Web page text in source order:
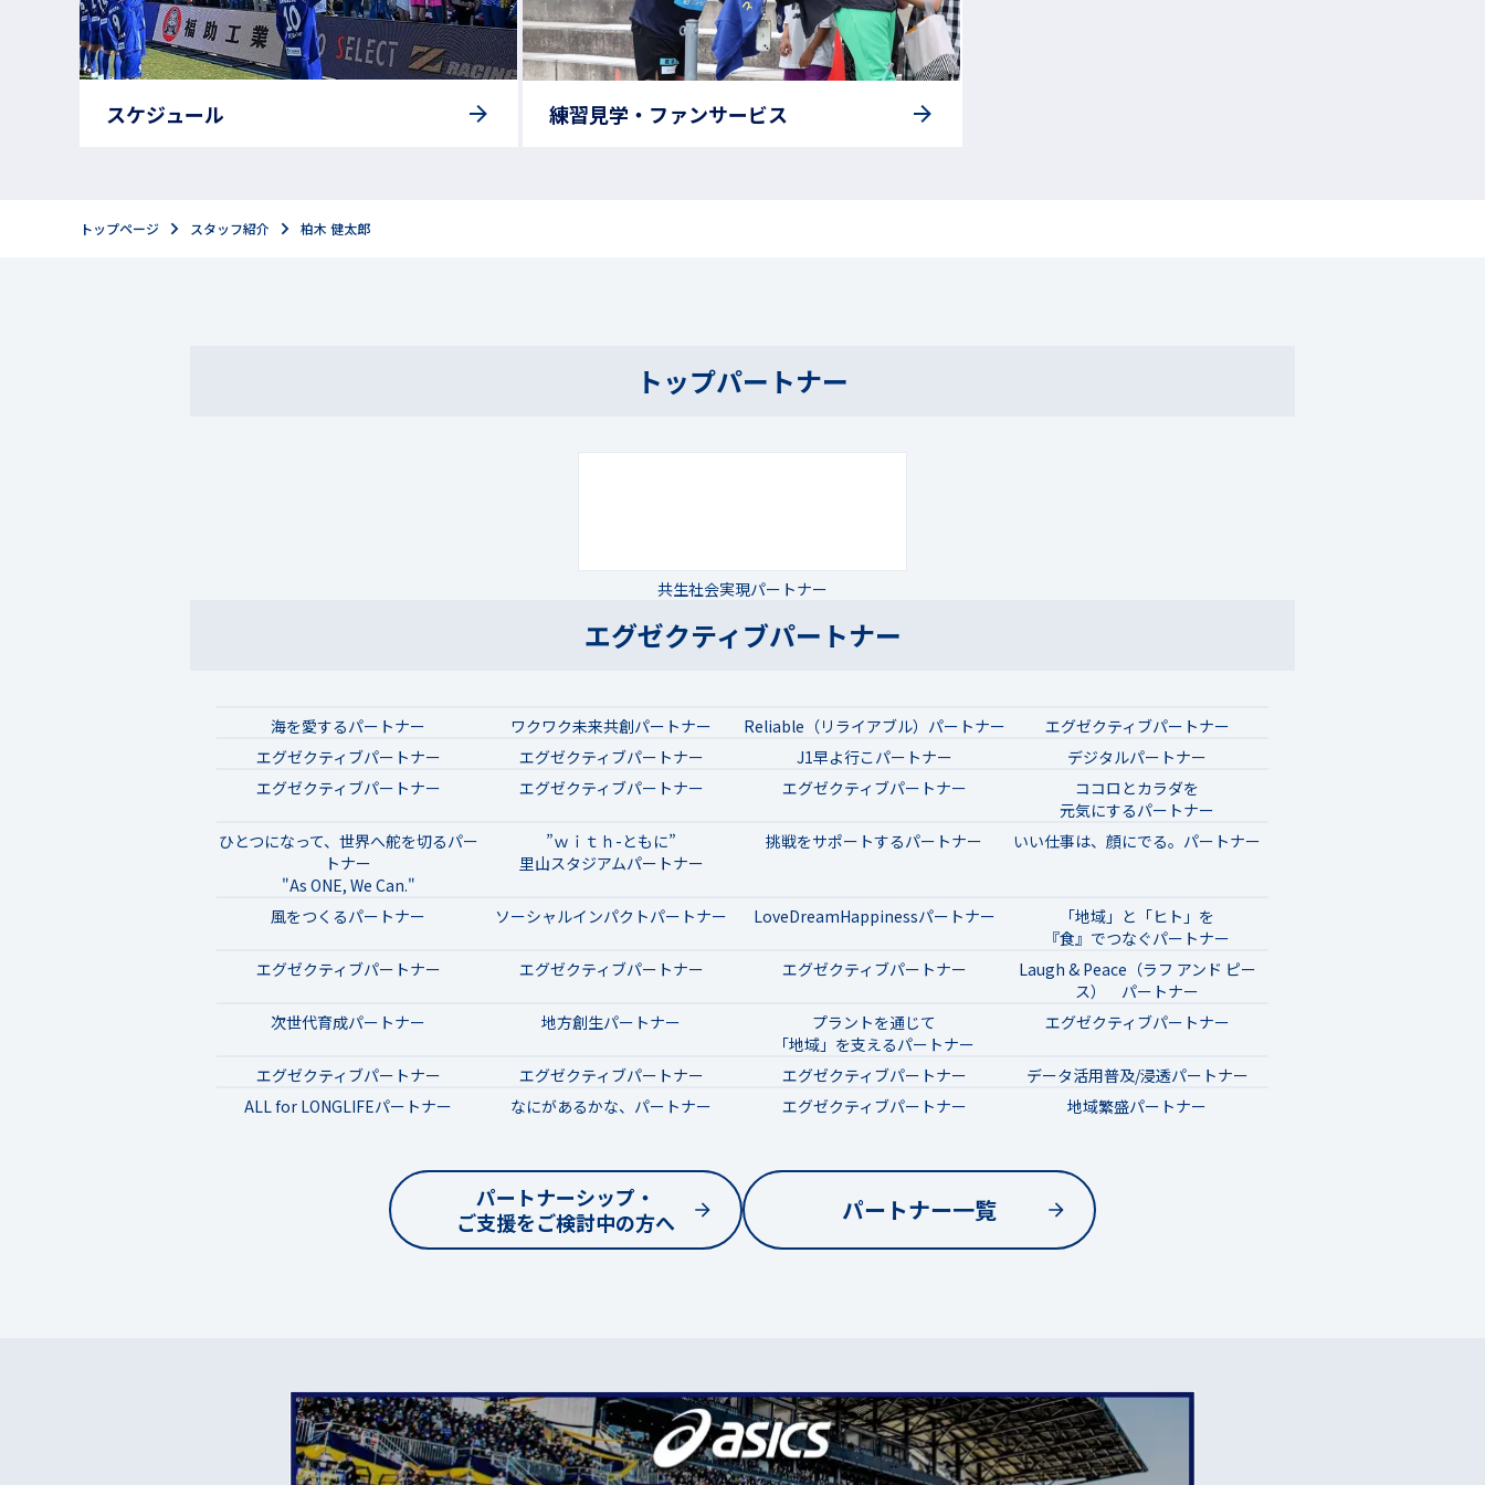
スケジュール 練習見学・ファンサービス
トップページ スタッフ紹介 柏木 健太郎
トップパートナー
共生社会実現パートナー
エグゼクティブパートナー
海を愛するパートナー ワクワク未来共創パートナー Reliable（リライアブル）パートナー
エグゼクティブパートナー
エグゼクティブパートナー
エグゼクティブパートナー J1早よ行こパートナー
デジタルパートナー
エグゼクティブパートナー
エグゼクティブパートナー エグゼクティブパートナー
ココロとカラダを
元気にするパートナー
ひとつになって、世界へ舵を切るパー
トナー
"As ONE, We Can."
”ｗｉｔｈ-ともに”
里山スタジアムパートナー
挑戦をサポートするパートナー いい仕事は、顔にでる。パートナー
風をつくるパートナー ソーシャルインパクトパートナー LoveDreamHappinessパートナー
「地域」と「ヒト」を
『食』でつなぐパートナー
エグゼクティブパートナー
エグゼクティブパートナー エグゼクティブパートナー
Laugh & Peace（ラフ アンド ピー
ス） パートナー
次世代育成パートナー
地方創生パートナー
プラントを通じて
「地域」を支えるパートナー
エグゼクティブパートナー
エグゼクティブパートナー エグゼクティブパートナー エグゼクティブパートナー
データ活用普及/浸透パートナー
ALL for LONGLIFEパートナー
なにがあるかな、パートナー エグゼクティブパートナー 地域繁盛パートナー
パートナーシップ・
ご支援をご検討中の方へ
パートナー一覧